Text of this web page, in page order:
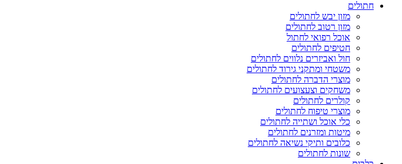
חתולים
מזון יבש לחתולים
מזון רטוב לחתולים
אוכל רפואי לחתול
חטיפים לחתולים
חול ואביזרים נלווים לחתולים
משטחי ומתקני גירוד לחתולים
מוצרי הדברה לחתולים
משחקים וצעצועים לחתולים
קולרים לחתולים
מוצרי טיפוח לחתולים
כלי אוכל ושתייה לחתולים
מיטות ומזרנים לחתולים
כלובים ותיקי נשיאה לחתולים
שונות לחתולים